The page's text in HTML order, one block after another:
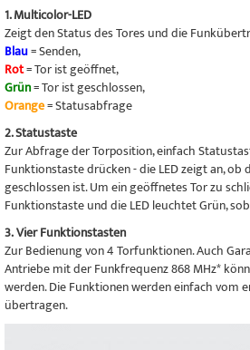
1. Multicolor-LED
Zeigt den Status des Tores und die
Blau= Senden,
Rot= Tor ist geöffnet,
Grün= Tor ist geschlossen,
Orange= Statusabfrage
2. Statustaste
Zur Abfrage der Torposition, einfach
Funktionstaste drücken - die LED zeigt an,
geschlossen ist. Um ein geöffnetes Tor zu
Funktionstaste und die LED leuchtet Grün,
3. Vier Funktionstasten
Zur Bedienung von 4 Torfunktionen. Auch
Antriebe mit der Funkfrequenz 868 MHz*
werden. Die Funktionen werden einfach vom
übertragen.